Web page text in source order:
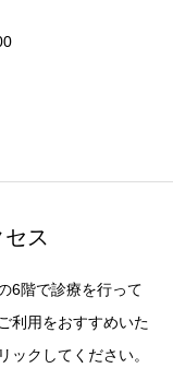
ス
6階で診療を行って
利用をおすすめいた
ックしてください。